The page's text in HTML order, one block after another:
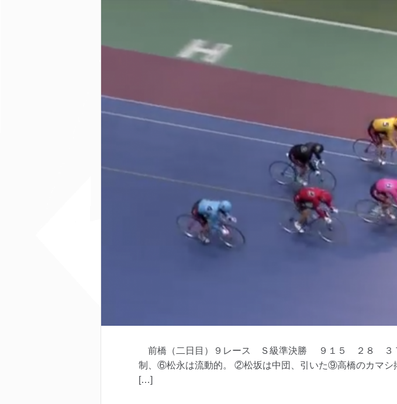
前橋（二日目）９レース Ｓ級準決勝 ９１５ ２８
制、⑥松永は流動的。 ②松坂は中団、引いた⑨高橋のカマシ
[…]